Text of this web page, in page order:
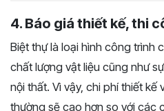
4. Báo giá thiết kế, thi
Biệt thự là loại hình công trình
chất lượng vật liệu cũng như
nội thất. Vì vậy, chi phí thiết
thường sẽ cao hơn so với các